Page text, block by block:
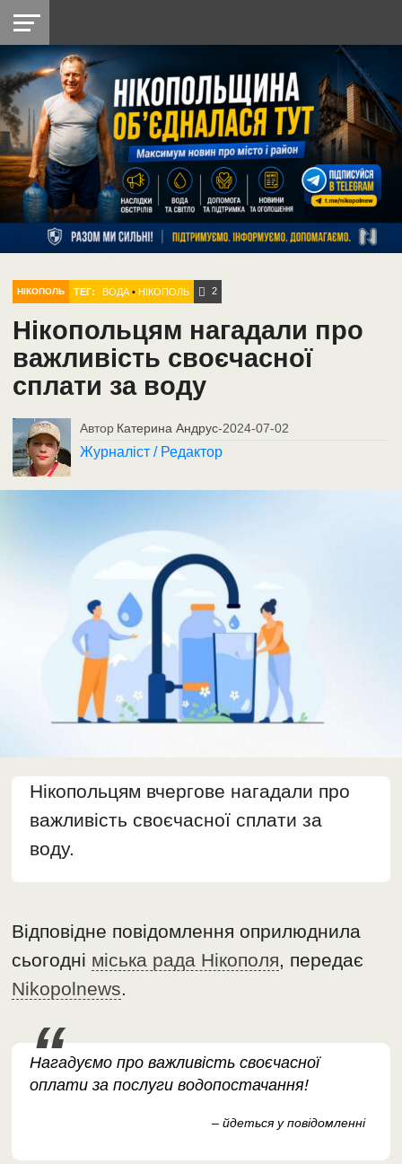
НІКОПОЛЬ
РАЙОН
СІЧЕСЛАВСЬКА
УКРАЇНА
РЕТРО
НІКОПОЛЬ
ЛАЙТ
УКРАЇНА
ДОПОМОГА
РАДІО
НІКОПОЛЬ ТЕГ: ВОДА •НІКОПОЛЬ 2
Нікопольцям нагадали про
важливість своєчасної
сплати за воду
Автор Катерина Андрус-2024-07-02
Журналіст / Редактор
Нікопольцям вчергове нагадали про
важливість своєчасної сплати за
воду.
Відповідне повідомлення оприлюднила
сьогодні міська рада Нікополя, передає
Nikopolnews.
Нагадуємо про важливість своєчасної
оплати за послуги водопостачання!
– йдеться у повідомленні